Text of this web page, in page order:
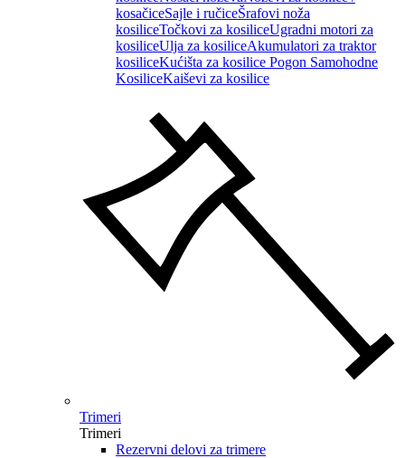
kosačiceSajle i ručiceŠrafovi noža
kosiliceTočkovi za kosiliceUgradni motori za
kosiliceUlja za kosiliceAkumulatori za traktor
kosiliceKućišta za kosilice Pogon Samohodne
KosiliceKaiševi za kosilice
Trimeri
Trimeri
Rezervni delovi za trimere